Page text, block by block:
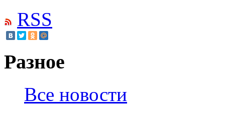
RSS
Разное
Все новости